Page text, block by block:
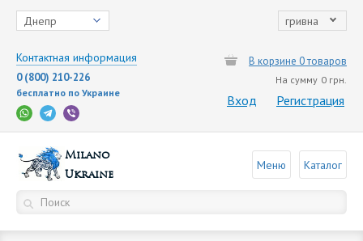
Днепр гривна
Контактная информация
0 (800) 210-226
бесплатно по Украине
В корзине 0 товаров
На сумму 0 грн.
Вход Регистрация
Milano
Ukraine
Меню Каталог